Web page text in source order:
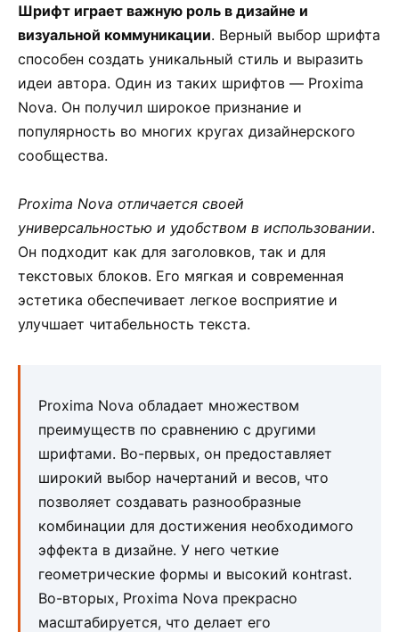
Шрифт играет важную роль в дизайне и
визуальной коммуникации. Верный выбор шрифта
способен создать уникальный стиль и выразить
идеи автора. Один из таких шрифтов — Proxima
Nova. Он получил широкое признание и
популярность во многих кругах дизайнерского
сообщества.
Proxima Nova отличается своей
универсальностью и удобством в использовании.
Он подходит как для заголовков, так и для
текстовых блоков. Его мягкая и современная
эстетика обеспечивает легкое восприятие и
улучшает читабельность текста.
Proxima Nova обладает множеством
преимуществ по сравнению с другими
шрифтами. Во-первых, он предоставляет
широкий выбор начертаний и весов, что
позволяет создавать разнообразные
комбинации для достижения необходимого
эффекта в дизайне. У него четкие
геометрические формы и высокий конtrаst.
Во-вторых, Proxima Nova прекрасно
масштабируется, что делает его